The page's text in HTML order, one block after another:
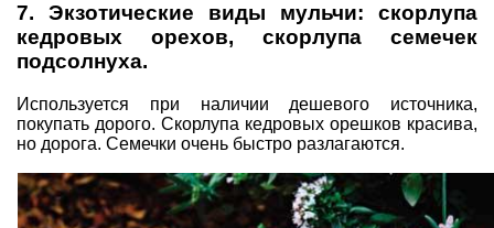
7. Экзотические виды мульчи: скорлупа
кедровых орехов, скорлупа семечек
подсолнуха.
Используется при наличии дешевого источника,
покупать дорого. Скорлупа кедровых орешков красива,
но дорога. Семечки очень быстро разлагаются.